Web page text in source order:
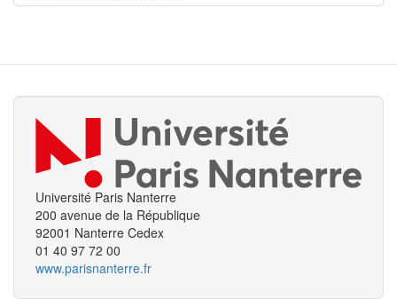
Université Paris Nanterre
200 avenue de la République
92001 Nanterre Cedex
01 40 97 72 00
www.parisnanterre.fr